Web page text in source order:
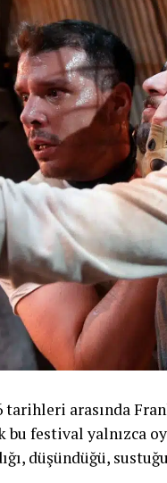
tarihleri arasında
bu festival yalnızca
düşündüğü,